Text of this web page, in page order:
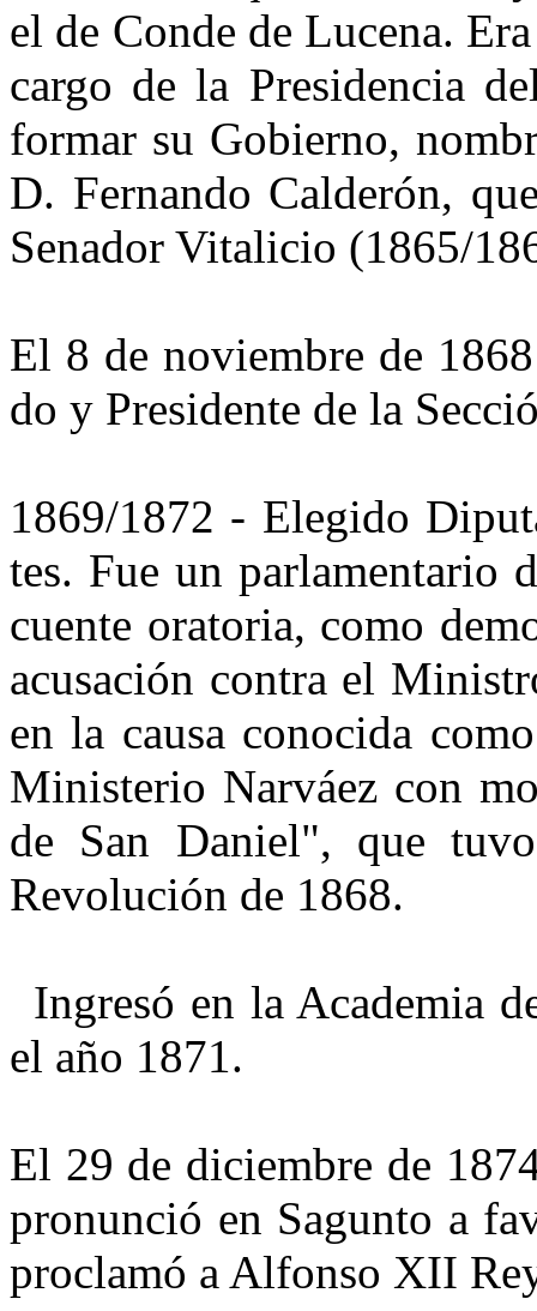
el de Conde de Lucena.
cargo de la Presidencia
formar su Gobier­no,
D. Fernando Calderón,
Senador Vitalicio (1865/
El 8 de noviembre de
do y Presidente de la
1869/1872 - Elegido
tes. Fue un
cuente oratoria, como
acu­sación contra el
en la causa conocida
Ministerio Narváez con
de San Daniel", que
Revolución de 1868.
Ingresó en la Academia
el año 1871.
El 29 de diciembre de
pronunció en Sagunto a
pro­clamó a Alfonso XII